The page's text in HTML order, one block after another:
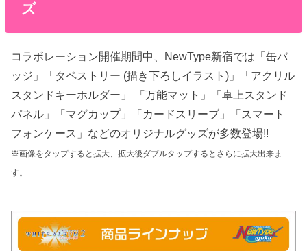
ズ
コラボレーション開催期間中、NewType新宿では「缶バ
ッジ」「タペストリー (描き下ろしイラスト)」「アクリル
スタンドキーホルダー」 「万能マット」「卓上スタンド
パネル」「マグカップ」「カードスリーブ」「スマート
フォンケース」などのオリジナルグッズが多数登場!!
※画像をタップすると拡大、拡大後ダブルタップするとさらに拡大出来ま
す。